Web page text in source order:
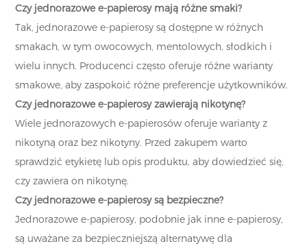
Czy jednorazowe e-papierosy mają różne smaki?
Tak, jednorazowe e-papierosy są dostępne w różnych
smakach, w tym owocowych, mentolowych, słodkich i
wielu innych. Producenci często oferuje różne warianty
smakowe, aby zaspokoić różne preferencje użytkowników.
Czy jednorazowe e-papierosy zawierają nikotynę?
Wiele jednorazowych e-papierosów oferuje warianty z
nikotyną oraz bez nikotyny. Przed zakupem warto
sprawdzić etykietę lub opis produktu, aby dowiedzieć się,
czy zawiera on nikotynę.
Czy jednorazowe e-papierosy są bezpieczne?
Jednorazowe e-papierosy, podobnie jak inne e-papierosy,
są uważane za bezpieczniejszą alternatywę dla